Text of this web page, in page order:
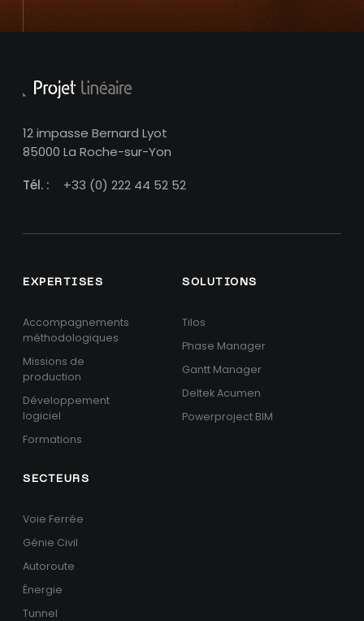
12 impasse Bernard Lyot
85000 La Roche-sur-Yon
Tél. :
+33 (0) 222 44 52 52
EXPERTISES
Accompagnements
méthodologiques
Missions de
production
Développement
logiciel
Formations
SOLUTIONS
Tilos
Phase Manager
Gantt Manager
Deltek Acumen
Powerproject BIM
SECTEURS
Voie Ferrée
Génie Civil
Autoroute
Énergie
Tunnel